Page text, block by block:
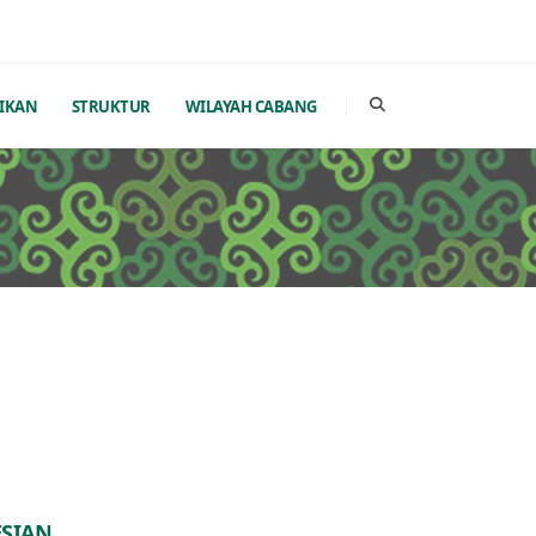
STRUKTUR WILAYAH CABANG